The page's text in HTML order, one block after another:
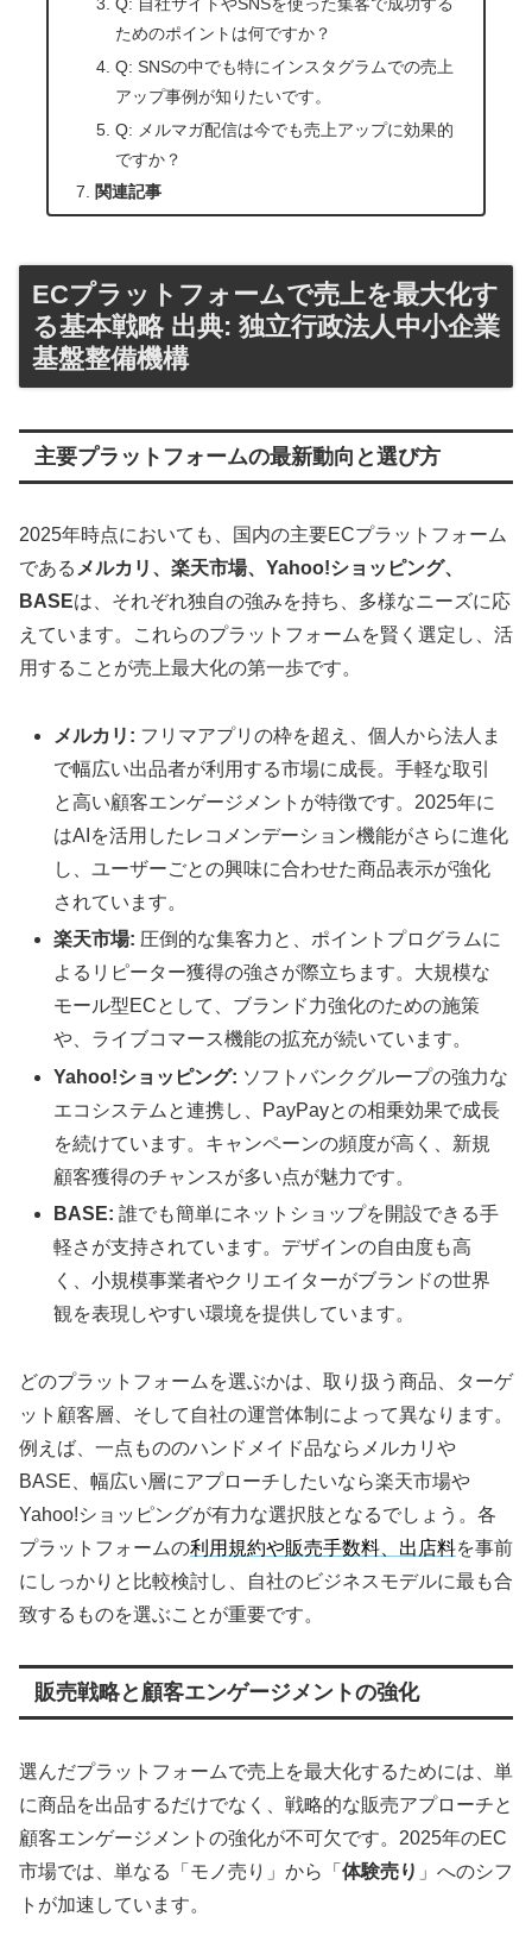
ためのポイントは何ですか？
Q: SNSの中でも特にインスタグラムでの売上
アップ事例が知りたいです。
Q: メルマガ配信は今でも売上アップに効果的
ですか？
関連記事
ECプラットフォームで売上を最大化す
る基本戦略 出典: 独立行政法人中小企業
基盤整備機構
主要プラットフォームの最新動向と選び方
2025年時点においても、国内の主要ECプラットフォーム
であるメルカリ、楽天市場、Yahoo!ショッピング、
BASEは、それぞれ独自の強みを持ち、多様なニーズに応
えています。これらのプラットフォームを賢く選定し、活
用することが売上最大化の第一歩です。
メルカリ: フリマアプリの枠を超え、個人から法人ま
で幅広い出品者が利用する市場に成長。手軽な取引
と高い顧客エンゲージメントが特徴です。2025年に
はAIを活用したレコメンデーション機能がさらに進化
し、ユーザーごとの興味に合わせた商品表示が強化
されています。
楽天市場: 圧倒的な集客力と、ポイントプログラムに
よるリピーター獲得の強さが際立ちます。大規模な
モール型ECとして、ブランド力強化のための施策
や、ライブコマース機能の拡充が続いています。
Yahoo!ショッピング: ソフトバンクグループの強力な
エコシステムと連携し、PayPayとの相乗効果で成長
を続けています。キャンペーンの頻度が高く、新規
顧客獲得のチャンスが多い点が魅力です。
BASE: 誰でも簡単にネットショップを開設できる手
軽さが支持されています。デザインの自由度も高
く、小規模事業者やクリエイターがブランドの世界
観を表現しやすい環境を提供しています。
どのプラットフォームを選ぶかは、取り扱う商品、ターゲ
ット顧客層、そして自社の運営体制によって異なります。
例えば、一点もののハンドメイド品ならメルカリや
BASE、幅広い層にアプローチしたいなら楽天市場や
Yahoo!ショッピングが有力な選択肢となるでしょう。各
プラットフォームの利用規約や販売手数料、出店料を事前
にしっかりと比較検討し、自社のビジネスモデルに最も合
致するものを選ぶことが重要です。
販売戦略と顧客エンゲージメントの強化
選んだプラットフォームで売上を最大化するためには、単
に商品を出品するだけでなく、戦略的な販売アプローチと
顧客エンゲージメントの強化が不可欠です。2025年のEC
市場では、単なる「モノ売り」から「 体験売り 」へのシフ
トが加速しています。